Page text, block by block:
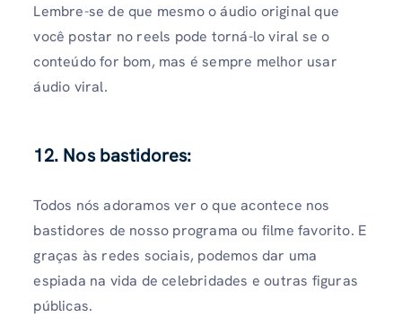
Lembre-se de que mesmo o áudio original que
você postar no reels pode torná-lo viral se o
conteúdo for bom, mas é sempre melhor usar
áudio viral.
12. Nos bastidores:
Todos nós adoramos ver o que acontece nos
bastidores de nosso programa ou filme favorito. E
graças às redes sociais, podemos dar uma
espiada na vida de celebridades e outras figuras
públicas.